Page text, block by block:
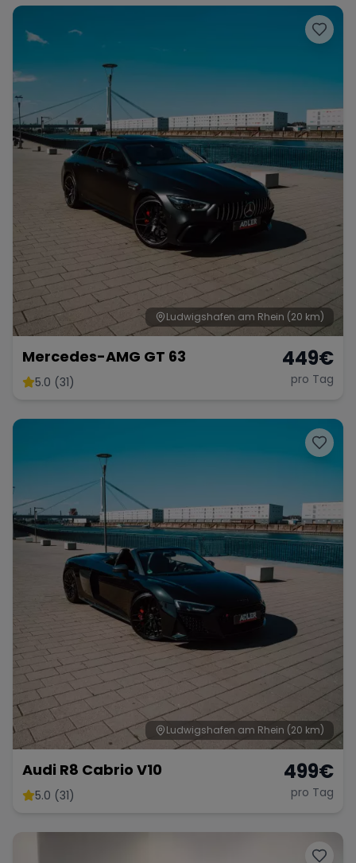
Ludwigshafen am Rhein (20 km)
Mercedes-AMG GT 63
5.0 (31)
449€
pro Tag
Ludwigshafen am Rhein (20 km)
Audi R8 Cabrio V10
5.0 (31)
499€
pro Tag